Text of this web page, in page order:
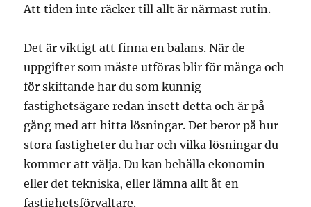
Att tiden inte räcker till allt är närmast rutin.
Det är viktigt att finna en balans. När de
uppgifter som måste utföras blir för många och
för skiftande har du som kunnig
fastighetsägare redan insett detta och är på
gång med att hitta lösningar. Det beror på hur
stora fastigheter du har och vilka lösningar du
kommer att välja. Du kan behålla ekonomin
eller det tekniska, eller lämna allt åt en
fastighetsförvaltare.